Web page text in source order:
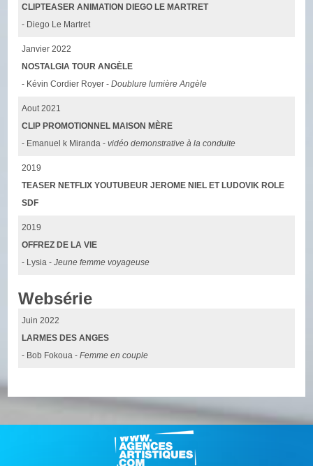
CLIPTEASER ANIMATION DIEGO LE MARTRET
- Diego Le Martret
Janvier 2022
NOSTALGIA TOUR ANGÈLE
- Kévin Cordier Royer -Doublure lumière Angèle
Aout 2021
CLIP PROMOTIONNEL MAISON MÈRE
- Emanuel k Miranda -vidéo demonstrative à la conduite
2019
TEASER NETFLIX YOUTUBEUR JEROME NIEL ET LUDOVIK ROLE
SDF
2019
OFFREZ DE LA VIE
- Lysia -Jeune femme voyageuse
Websérie
Juin 2022
LARMES DES ANGES
- Bob Fokoua -Femme en couple